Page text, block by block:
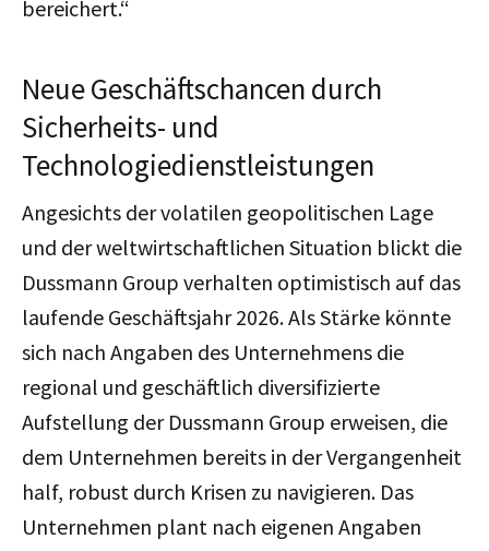
bereichert.“
Neue Geschäftschancen durch
Sicherheits- und
Technologiedienstleistungen
Angesichts der volatilen geopolitischen Lage
und der weltwirtschaftlichen Situation blickt die
Dussmann Group verhalten optimistisch auf das
laufende Geschäftsjahr 2026. Als Stärke könnte
sich nach Angaben des Unternehmens die
regional und geschäftlich diversifizierte
Aufstellung der Dussmann Group erweisen, die
dem Unternehmen bereits in der Vergangenheit
half, robust durch Krisen zu navigieren. Das
Unternehmen plant nach eigenen Angaben